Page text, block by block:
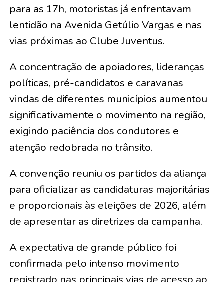
para as 17h, motoristas já enfrentavam
lentidão na Avenida Getúlio Vargas e nas
vias próximas ao Clube Juventus.
A concentração de apoiadores, lideranças
políticas, pré-candidatos e caravanas
vindas de diferentes municípios aumentou
significativamente o movimento na região,
exigindo paciência dos condutores e
atenção redobrada no trânsito.
A convenção reuniu os partidos da aliança
para oficializar as candidaturas majoritárias
e proporcionais às eleições de 2026, além
de apresentar as diretrizes da campanha.
A expectativa de grande público foi
confirmada pelo intenso movimento